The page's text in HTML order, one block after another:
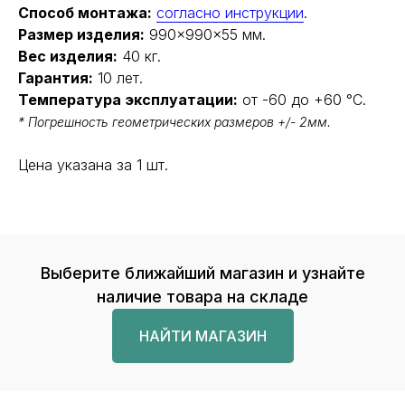
Способ монтажа: согласно инструкции.
Размер изделия: 990×990×55 мм.
Вес изделия: 40 кг.
Гарантия: 10 лет.
Температура эксплуатации: от -60 до +60 °С.
* Погрешность геометрических размеров +/- 2мм.
Цена указана за 1 шт.
Выберите ближайший магазин и узнайте
наличие товара на складе
НАЙТИ МАГАЗИН